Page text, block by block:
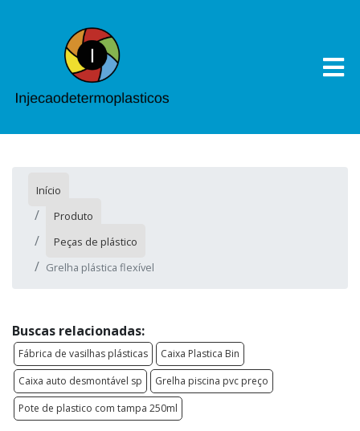
Início
Produto
Peças de plástico
Grelha plástica flexível
Buscas relacionadas:
Fábrica de vasilhas plásticas
Caixa Plastica Bin
Caixa auto desmontável sp
Grelha piscina pvc preço
Pote de plastico com tampa 250ml